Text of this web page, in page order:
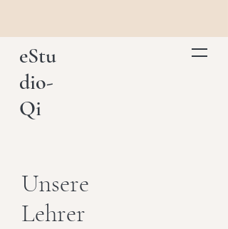
eStu
dio-
Qi
Unsere
​Lehrer